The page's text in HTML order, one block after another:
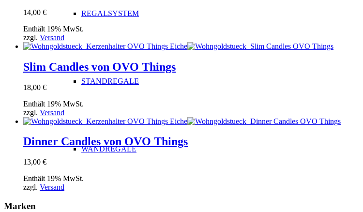
REGALSYSTEM
STANDREGALE
WANDREGALE
14,00 €
Enthält 19% MwSt.
zzgl. Versand
Slim Candles von OVO Things
18,00 €
Enthält 19% MwSt.
zzgl. Versand
Dinner Candles von OVO Things
13,00 €
Enthält 19% MwSt.
zzgl. Versand
Marken